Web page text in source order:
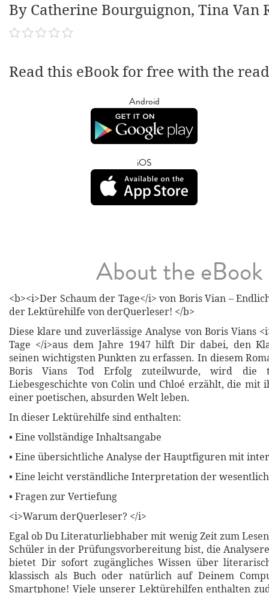
By Catherine Bourguignon, Tina Van
Read this eBook for free with the
Android
iOS
About the eBook
<b><i>Der Schaum der Tage</i> von Boris Vian –
der Lektürehilfe von derQuerleser! </b>
Diese klare und zuverlässige Analyse von Boris Vians
Tage </i>aus dem Jahre 1947 hilft Dir dabei, den
seinen wichtigsten Punkten zu erfassen. In diesem
Boris Vians Tod Erfolg zuteilwurde, wird die
Liebesgeschichte von Colin und Chloé erzählt, die mit
einer poetischen, absurden Welt leben.
In dieser Lektürehilfe sind enthalten:
• Eine vollständige Inhaltsangabe
• Eine übersichtliche Analyse der Hauptfiguren mit
• Eine leicht verständliche Interpretation der
• Fragen zur Vertiefung
<i>Warum derQuerleser? </i>
Egal ob Du Literaturliebhaber mit wenig Zeit zum
Schüler in der Prüfungsvorbereitung bist, die
bietet Dir sofort zugängliches Wissen über
klassisch als Buch oder natürlich auf Deinem
Smartphone! Viele unserer Lektürehilfen enthalten